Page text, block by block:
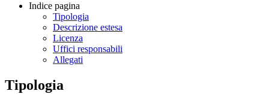
Indice pagina
Tipologia
Descrizione estesa
Licenza
Uffici responsabili
Allegati
Tipologia